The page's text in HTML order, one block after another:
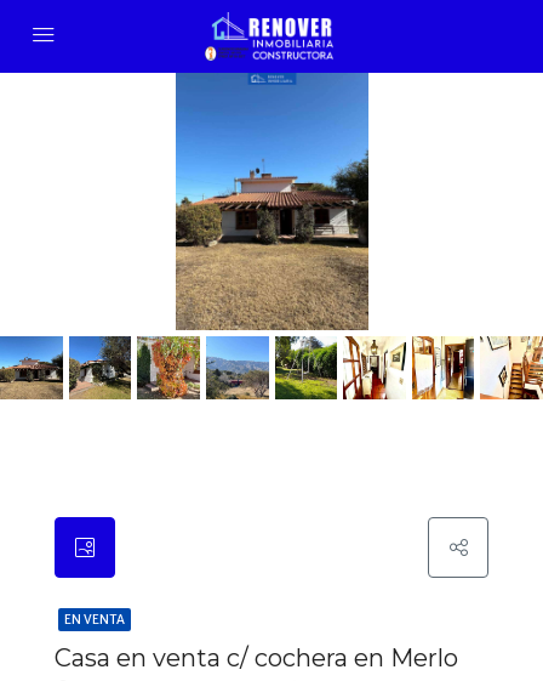
EN VENTA
Casa en venta c/ cochera en Merlo